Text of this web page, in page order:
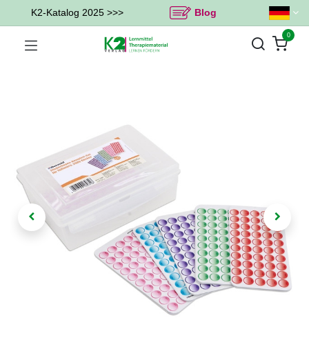
K2-Katalog 2025 >>> Blog
0